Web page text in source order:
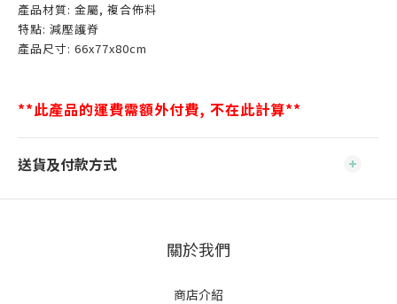
產品材質: 金屬, 複合佈料
特點: 減壓護脊
產品尺寸: 66x77x80cm
**此產品的運費需額外付費, 不在此計算**
送貨及付款方式
關於我們
商店介紹